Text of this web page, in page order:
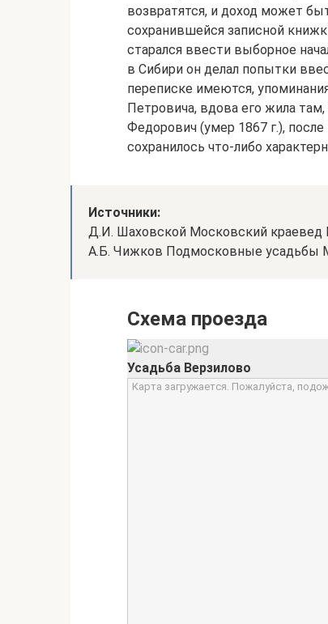
возвратятся, и доход может
сохранившейся записной
старался ввести выборное
в Сибири он делал попытки
переписке имеются,
Петровича, вдова его жила
Федорович (умер 1867 г.),
сохранилось что-либо
Источники:
Д.И. Шаховской Московский краевед
А.Б. Чижков Подмосковные усадьбы
Схема проезда
Усадьба Верзилово
Карта загружается. Пожалуйста,